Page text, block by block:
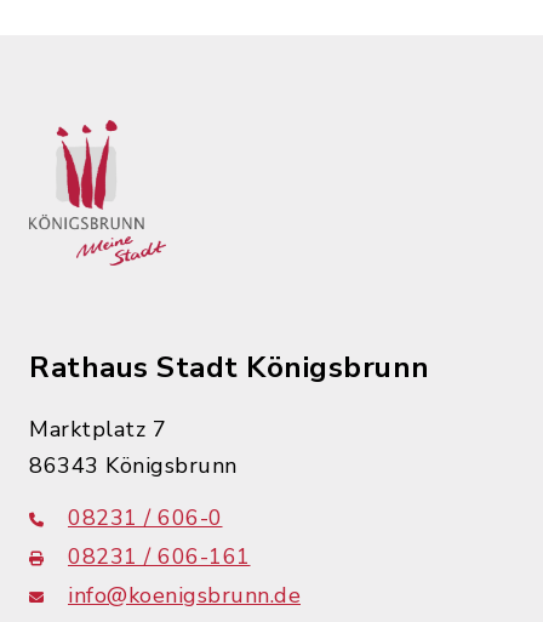
Rathaus Stadt Königsbrunn
Marktplatz 7
86343 Königsbrunn
08231 / 606-0
08231 / 606-161
info@koenigsbrunn.de